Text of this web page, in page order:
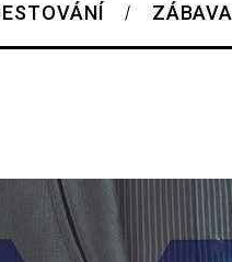
ZÁBAVA